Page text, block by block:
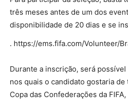
três meses antes de um dos
disponibilidade de 20 dias e se
. https://ems.fifa.com/Volunteer/
Durante a inscrição, será
nos quais o candidato gostaria
Copa das Confederações da